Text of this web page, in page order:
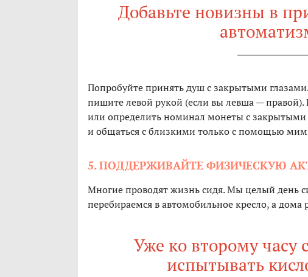
Добавьте новизны в
Попробуйте принять душ с закрытыми
пишите левой рукой (если вы левша —
или определить номинал монеты с
и общаться с близкими только с помощью
5. ПОДДЕРЖИВАЙТЕ ФИЗИЧЕСКУЮ
Многие проводят жизнь сидя. Мы целый день
перебираемся в автомобильное кресло, а
Уже ко второму часу
испытывать